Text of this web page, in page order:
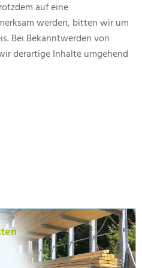
auf eine
werden, bitten wir um
Bei Bekanntwerden von
derartige Inhalte umgehend